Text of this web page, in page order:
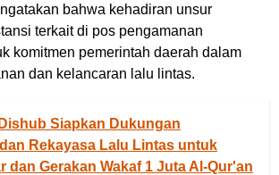
bahwa kehadiran unsur
terkait di pos pengamanan
komitmen pemerintah daerah dalam
dan kelancaran lalu lintas.
Dishub Siapkan Dukungan
Rekayasa Lalu Lintas untuk
dan Gerakan Wakaf 1 Juta Al-Qur'an